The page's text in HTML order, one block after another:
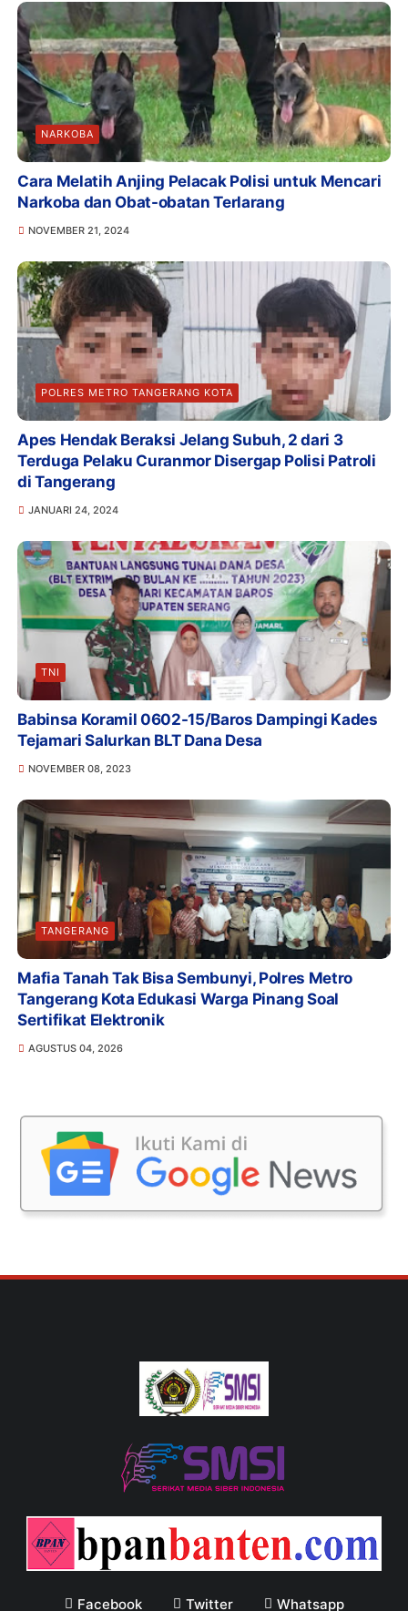
NARKOBA
Cara Melatih Anjing Pelacak Polisi untuk Mencari
Narkoba dan Obat-obatan Terlarang
NOVEMBER 21, 2024
POLRES METRO TANGERANG KOTA
Apes Hendak Beraksi Jelang Subuh, 2 dari 3
Terduga Pelaku Curanmor Disergap Polisi Patroli
di Tangerang
JANUARI 24, 2024
TNI
Babinsa Koramil 0602-15/Baros Dampingi Kades
Tejamari Salurkan BLT Dana Desa
NOVEMBER 08, 2023
TANGERANG
Mafia Tanah Tak Bisa Sembunyi, Polres Metro
Tangerang Kota Edukasi Warga Pinang Soal
Sertifikat Elektronik
AGUSTUS 04, 2026
Facebook Twitter Whatsapp